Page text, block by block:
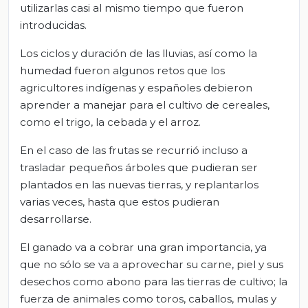
utilizarlas casi al mismo tiempo que fueron
introducidas.
Los ciclos y duración de las lluvias, así como la
humedad fueron algunos retos que los
agricultores indígenas y españoles debieron
aprender a manejar para el cultivo de cereales,
como el trigo, la cebada y el arroz.
En el caso de las frutas se recurrió incluso a
trasladar pequeños árboles que pudieran ser
plantados en las nuevas tierras, y replantarlos
varias veces, hasta que estos pudieran
desarrollarse.
El ganado va a cobrar una gran importancia, ya
que no sólo se va a aprovechar su carne, piel y sus
desechos como abono para las tierras de cultivo; la
fuerza de animales como toros, caballos, mulas y